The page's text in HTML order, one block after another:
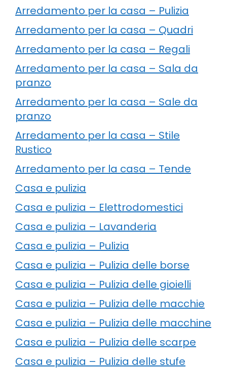
Arredamento per la casa – Pulizia
Arredamento per la casa – Quadri
Arredamento per la casa – Regali
Arredamento per la casa – Sala da
pranzo
Arredamento per la casa – Sale da
pranzo
Arredamento per la casa – Stile
Rustico
Arredamento per la casa – Tende
Casa e pulizia
Casa e pulizia – Elettrodomestici
Casa e pulizia – Lavanderia
Casa e pulizia – Pulizia
Casa e pulizia – Pulizia delle borse
Casa e pulizia – Pulizia delle gioielli
Casa e pulizia – Pulizia delle macchie
Casa e pulizia – Pulizia delle macchine
Casa e pulizia – Pulizia delle scarpe
Casa e pulizia – Pulizia delle stufe